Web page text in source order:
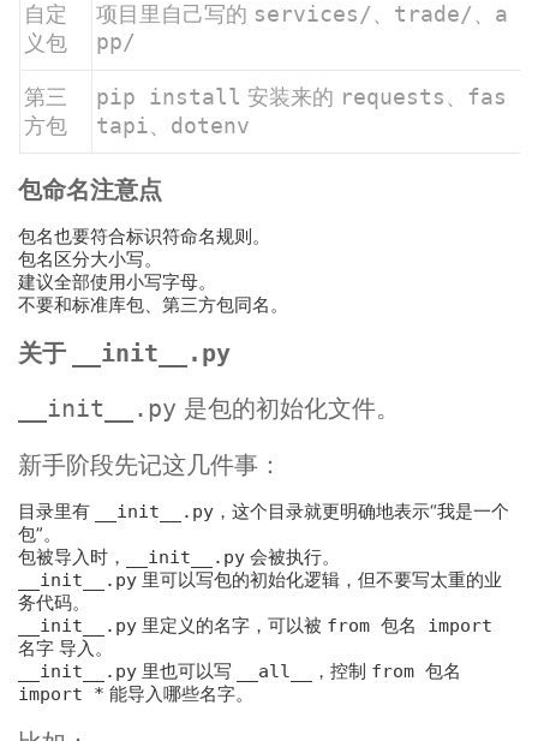
自定
义包
项目里自己写的 services/、 trade/、 a
pp/
第三
方包
pip install 安装来的 requests、 fas
tapi、 dotenv
包命名注意点
包名也要符合标识符命名规则。
包名区分大小写。
建议全部使用小写字母。
不要和标准库包、第三方包同名。
关于
__init__.py
__init__.py 是包的初始化文件。
新手阶段先记这几件事：
目录里有 __init__.py ，这个目录就更明确地表示“我是一个
包”。
包被导入时，
__init__.py 会被执行。
__init__.py 里可以写包的初始化逻辑，但不要写太重的业
务代码。
__init__.py 里定义的名字，可以被 from 包名 import
名字 导入。
__init__.py 里也可以写 __all__ ，控制 from 包名
import * 能导入哪些名字。